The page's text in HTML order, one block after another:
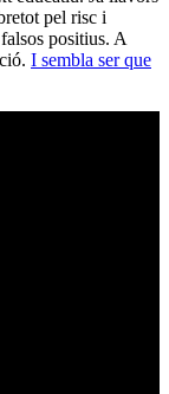
pel risc i
positius. A
I sembla ser que